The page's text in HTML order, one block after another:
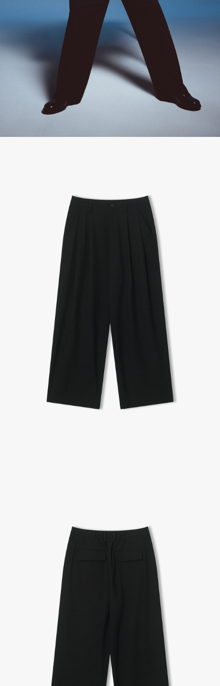
- 단, 불량 판정 과정에서 의견 차이가 발생될 수 있으며, 이 경우 고객상담팀으로 요청 주시면, 한
국소비자연맹의 심의 후 심의 결과를 알려드립니다.
- 매장 or 본사 몰 접수 > 심사 & 수선 작업 > 매장 or 본사 몰 > 고객
- AS 접수는 본사 몰(택배),인근 지역 내 매장을 방문하시어 의뢰하여 주시기 바랍니다.
- AS 에 소요되는 기간은 평균적으로 10일이며 수선 작업이 복잡한 경우 3주까지도 소요됩니다.
- 동일한 원단, 부자재를 활용하여 최대한 원상 복구 수선을 원칙으로 합니다.
- 내구성이 다하였거나 오래된 제품일 경우 수선이 불가할 수도 있습니다.
- 수선 유형에 따라 수선비용이 발생할 수 있습니다.
고객센터 / CUSTOMER CENTER
- 1588 - 2209 리버클래시 온라인팀